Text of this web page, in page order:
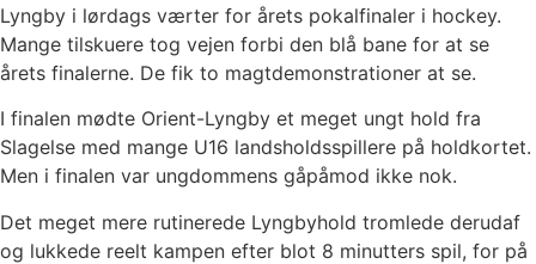
Lyngby i lørdags værter for årets pokalfinaler i hockey.
Mange tilskuere tog vejen forbi den blå bane for at se
årets finalerne. De fik to magtdemonstrationer at se.
I finalen mødte Orient-Lyngby et meget ungt hold fra
Slagelse med mange U16 landsholdsspillere på holdkortet.
Men i finalen var ungdommens gåpåmod ikke nok.
Det meget mere rutinerede Lyngbyhold tromlede derudaf
og lukkede reelt kampen efter blot 8 minutters spil, for på